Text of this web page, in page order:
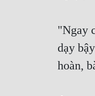
"Ngay
dạy
hoàn,